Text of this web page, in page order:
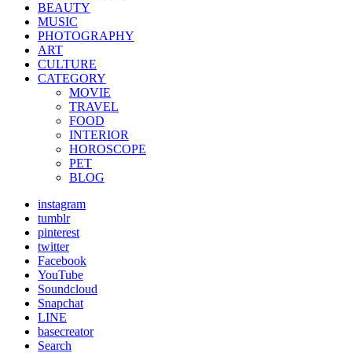
BEAUTY
MUSIC
PHOTOGRAPHY
ART
CULTURE
CATEGORY
MOVIE
TRAVEL
FOOD
INTERIOR
HOROSCOPE
PET
BLOG
instagram
tumblr
pinterest
twitter
Facebook
YouTube
Soundcloud
Snapchat
LINE
basecreator
Search